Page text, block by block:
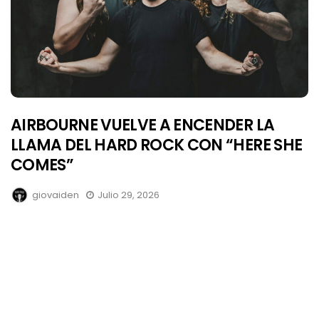
AIRBOURNE VUELVE A ENCENDER LA
LLAMA DEL HARD ROCK CON “HERE SHE
COMES”
giovaiden Julio 29, 2026